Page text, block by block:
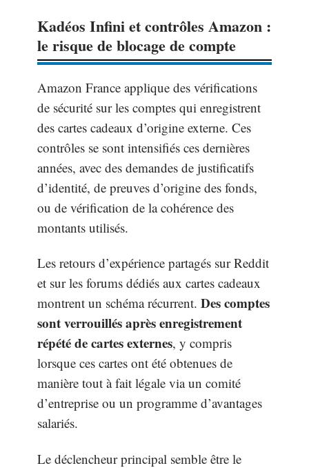
Kadéos Infini et contrôles Amazon :
le risque de blocage de compte
Amazon France applique des vérifications
de sécurité sur les comptes qui enregistrent
des cartes cadeaux d’origine externe. Ces
contrôles se sont intensifiés ces dernières
années, avec des demandes de justificatifs
d’identité, de preuves d’origine des fonds,
ou de vérification de la cohérence des
montants utilisés.
Les retours d’expérience partagés sur Reddit
et sur les forums dédiés aux cartes cadeaux
montrent un schéma récurrent. Des comptes
sont verrouillés après enregistrement
répété de cartes externes, y compris
lorsque ces cartes ont été obtenues de
manière tout à fait légale via un comité
d’entreprise ou un programme d’avantages
salariés.
Le déclencheur principal semble être le